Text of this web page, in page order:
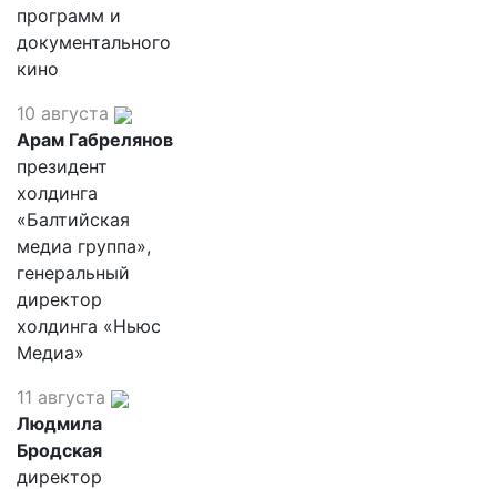
программ и
документального
кино
10 августа
Арам Габрелянов
президент
холдинга
«Балтийская
медиа группа»,
генеральный
директор
холдинга «Ньюс
Медиа»
11 августа
Людмила
Бродская
директор